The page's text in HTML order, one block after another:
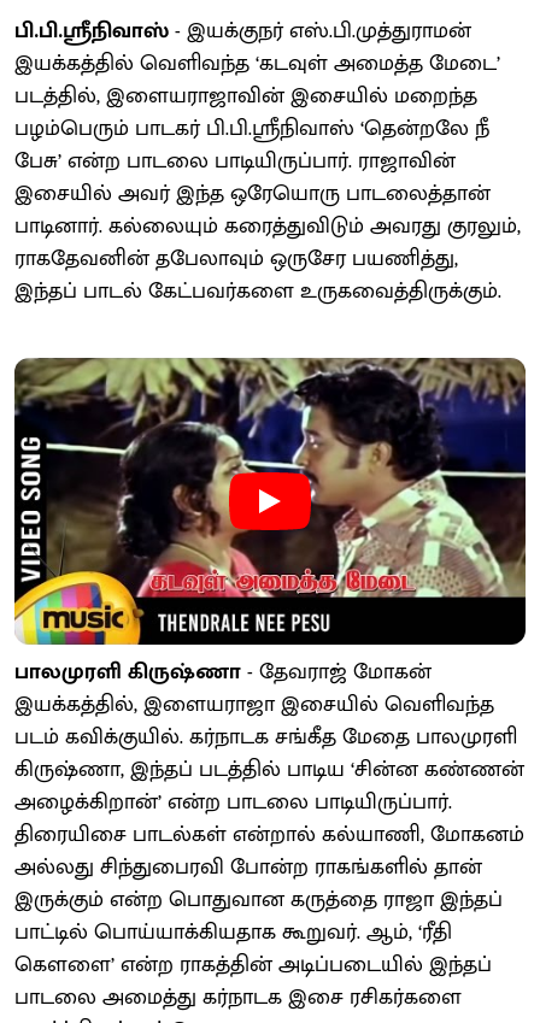
பி.பி.ஸ்ரீநிவாஸ்- இயக்குநர் எஸ்.பி.முத்துராமன்
இயக்கத்தில் வெளிவந்த ‘கடவுள் அமைத்த மேடை’
படத்தில், இளையராஜாவின் இசையில் மறைந்த
பழம்பெரும் பாடகர் பி.பி.ஸ்ரீநிவாஸ் ‘தென்றலே நீ
பேசு’ என்ற பாடலை பாடியிருப்பார். ராஜாவின்
இசையில் அவர் இந்த ஒரேயொரு பாடலைத்தான்
பாடினார். கல்லையும் கரைத்துவிடும் அவரது குரலும்,
ராகதேவனின் தபேலாவும் ஒருசேர பயணித்து,
இந்தப் பாடல் கேட்பவர்களை உருகவைத்திருக்கும்.
பாலமுரளி கிருஷ்ணா- தேவராஜ் மோகன்
இயக்கத்தில், இளையராஜா இசையில் வெளிவந்த
படம் கவிக்குயில். கர்நாடக சங்கீத மேதை பாலமுரளி
கிருஷ்ணா, இந்தப் படத்தில் பாடிய ‘சின்ன கண்ணன்
அழைக்கிறான்’ என்ற பாடலை பாடியிருப்பார்.
திரையிசை பாடல்கள் என்றால் கல்யாணி, மோகனம்
அல்லது சிந்துபைரவி போன்ற ராகங்களில் தான்
இருக்கும் என்ற பொதுவான கருத்தை ராஜா இந்தப்
பாட்டில் பொய்யாக்கியதாக கூறுவர். ஆம், ‘ரீதி
கௌளை’ என்ற ராகத்தின் அடிப்படையில் இந்தப்
பாடலை அமைத்து கர்நாடக இசை ரசிகர்களை